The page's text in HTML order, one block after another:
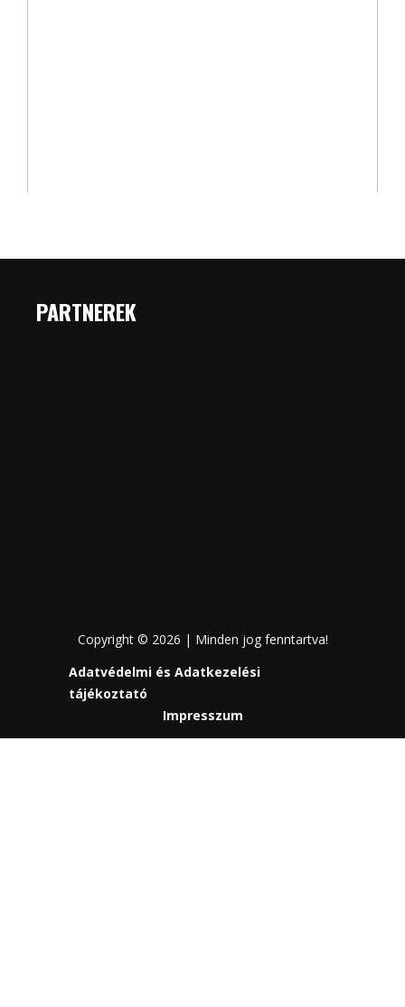
PARTNEREK
Copyright © 2026 | Minden jog fenntartva!
Adatvédelmi és Adatkezelési
tájékoztató
Impresszum